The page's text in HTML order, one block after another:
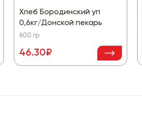
Хлеб Бородинский уп
0,6кг/Донской пекарь
600 гр
46.30₽